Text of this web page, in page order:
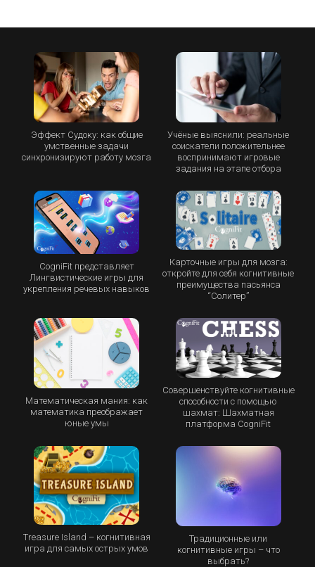
Эффект Судоку: как общие
умственные задачи
синхронизируют работу мозга
Учёные выяснили: реальные
соискатели положительнее
воспринимают игровые
задания на этапе отбора
CogniFit представляет
Лингвистические игры для
укрепления речевых навыков
Карточные игры для мозга:
откройте для себя когнитивные
преимущества пасьянса
“Cолитер”
Математическая мания: как
математика преображает
юные умы
Совершенствуйте когнитивные
способности с помощью
шахмат: Шахматная
платформа CogniFit
Treasure Island – когнитивная
игра для самых острых умов
Традиционные или
когнитивные игры – что
выбрать?